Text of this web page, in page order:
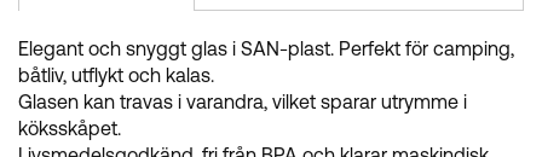
Elegant och snyggt glas i SAN-plast. Perfekt för camping,
båtliv, utflykt och kalas.
Glasen kan travas i varandra, vilket sparar utrymme i
köksskåpet.